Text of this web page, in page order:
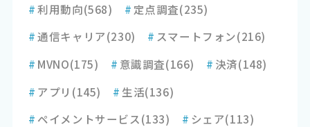
#利用動向(568) # 定点調査(235)
#通信キャリア(230) # スマートフォン(216)
# MVNO(175) # 意識調査(166) # 決済(148)
# アプリ (145) # 生活(136)
# ペイメントサービス(133) # シェア(113)